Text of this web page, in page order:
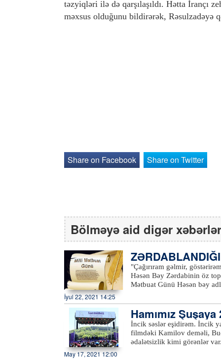
təzyiqləri ilə də qarşılaşıldı. Hətta İrançı
məxsus olduğunu bildirərək, Rəsulzadəyə
Share on Facebook Share on Twitter
Bölməyə aid digər xəbərlər
"Çağırıram gəlmir,
Həsən Bəy Zərdabinin öz
Mətbuat Günü Həsən bəy
Kürəmizi aydınladır. 1875-ci ildə Gün işığına çıxan "Əkinçi" kodu altında öz tükənməz
enerjisi ilə şumladığı
Düşünürdü ki, Günəş varsa,
yetkin bir toplum yetişsin.
yaşadığı, anladığı dinin
bəy arzuladığı məhsulu
İyul 22, 2021 14:25
Hamımız
İncik səslər eşidirəm. İncik
filmdəki Kamilov deməli,
ədalətsizlik kimi görənlər
May 17, 2021 12:00